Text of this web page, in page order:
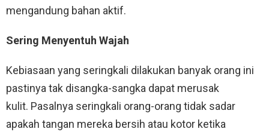
mengandung bahan aktif.
Sering Menyentuh Wajah
Kebiasaan yang seringkali dilakukan banyak orang ini
pastinya tak disangka-sangka dapat merusak
kulit. Pasalnya seringkali orang-orang tidak sadar
apakah tangan mereka bersih atau kotor ketika